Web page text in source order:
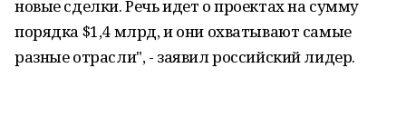
новые сделки. Речь идет о проектах на сумму
порядка $1,4 млрд, и они охватывают самые
разные отрасли", - заявил российский лидер.